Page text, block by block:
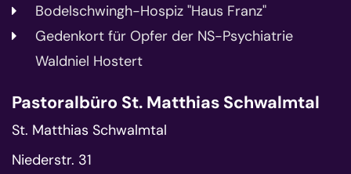
Bodelschwingh-Hospiz "Haus Franz"
Gedenkort für Opfer der NS-Psychiatrie
Waldniel Hostert
Pastoralbüro St. Matthias Schwalmtal
St. Matthias Schwalmtal
Niederstr. 31